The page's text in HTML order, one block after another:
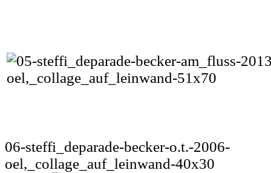
06-steffi_deparade-becker-o.t.-2006-
oel,_collage_auf_leinwand-40x30